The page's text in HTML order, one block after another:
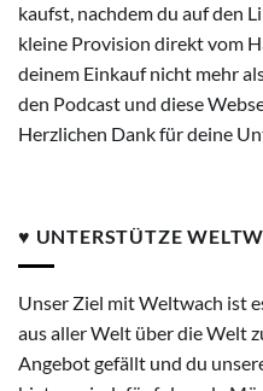
kaufst, nachdem du auf den
kleine Provision direkt vom
deinem Einkauf nicht mehr
den Podcast und diese
Herzlichen Dank für deine
♥ UNTERSTÜTZE
Unser Ziel mit Weltwach ist
aus aller Welt über die Welt
Angebot gefällt und du